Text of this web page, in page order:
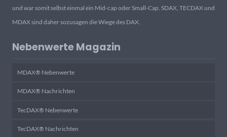
und war somit selbst einmal ein Mid-cap oder Small-Cap. SDAX, TECDAX und
MDAX sind daher sozusagen die Wiege des DAX.
Nebenwerte Magazin
MDAX® Nebenwerte
MDAX® Nachrichten
TecDAX® Nebenwerte
TecDAX® Nachrichten